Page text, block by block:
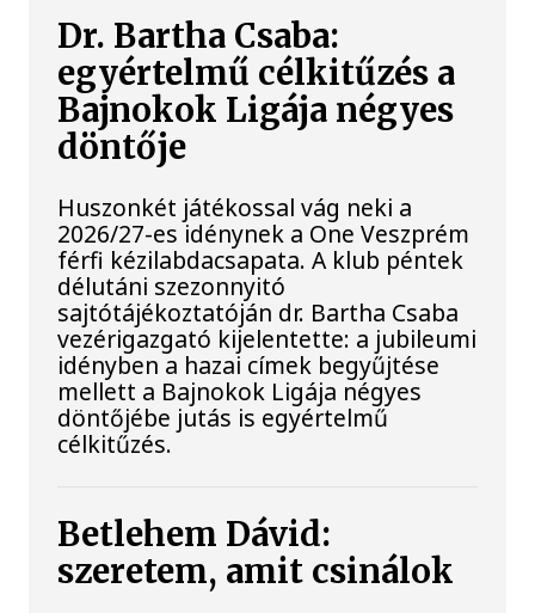
Dr. Bartha Csaba:
egyértelmű célkitűzés a
Bajnokok Ligája négyes
döntője
Huszonkét játékossal vág neki a
2026/27-es idénynek a One Veszprém
férfi kézilabdacsapata. A klub péntek
délutáni szezonnyitó
sajtótájékoztatóján dr. Bartha Csaba
vezérigazgató kijelentette: a jubileumi
idényben a hazai címek begyűjtése
mellett a Bajnokok Ligája négyes
döntőjébe jutás is egyértelmű
célkitűzés.
Betlehem Dávid:
szeretem, amit csinálok